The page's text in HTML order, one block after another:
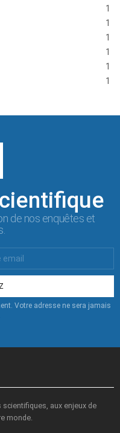
1
1
1
1
1
1
de nos enquêtes et
Votre adresse ne sera jamais
aux enjeux de
monde.